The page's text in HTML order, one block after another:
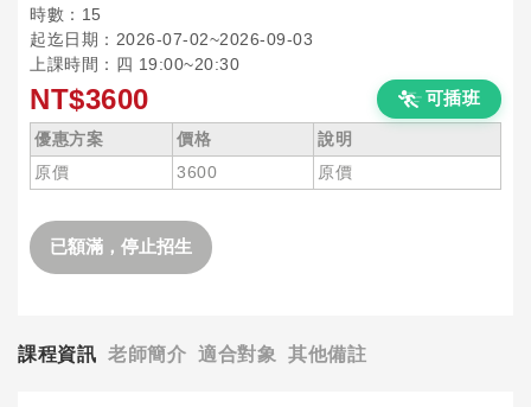
時數：15
起迄日期：2026-07-02~2026-09-03
上課時間：四 19:00~20:30
NT$3600 可插班
優惠方案 價格
說明
原價
3600 原價
已額滿，停止招生
課程資訊 老師簡介 適合對象 其他備註